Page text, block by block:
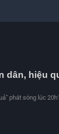
dân, hiệu
phát sóng lúc